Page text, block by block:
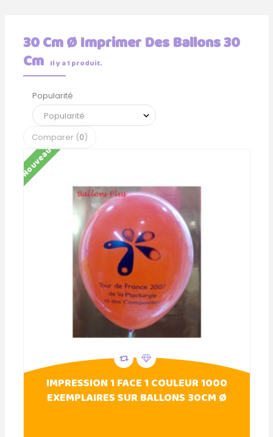
30 Cm Ø Imprimer Des Ballons 30
Cm Il y a 1 produit.
Popularité
Comparer (0)
Nouveau
IMPRESSION 1 FACE 1 COULEUR 1000
EXEMPLAIRES SUR BALLONS 30CM Ø